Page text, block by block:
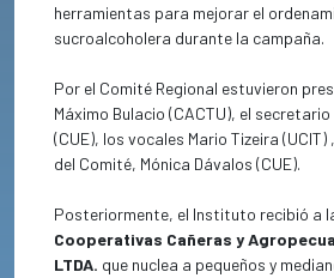
herramientas para mejorar el
sucroalcoholera durante la campaña.
Por el Comité Regional estuvieron
Máximo Bulacio (CACTU), el secretario
(CUE), los vocales Mario Tizeira
del Comité, Mónica Dávalos (CUE).
Posteriormente, el Instituto recibió a
Cooperativas Cañeras y
LTDA. que nuclea a pequeños y